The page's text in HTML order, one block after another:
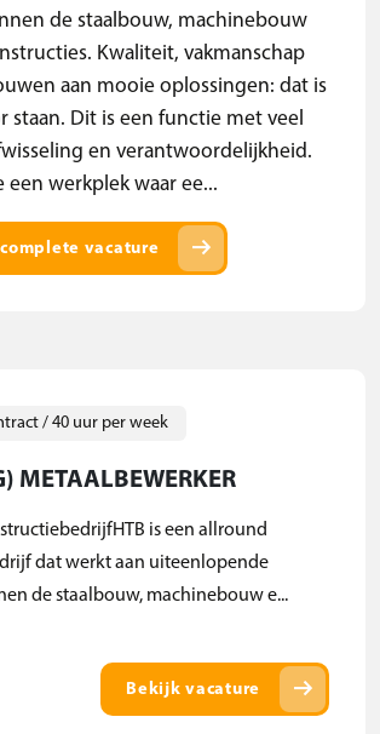
de staalbouw, machinebouw
Kwaliteit, vakmanschap
aan mooie oplossingen: dat is
staan. Dit is een functie met veel
en verantwoordelijkheid.
een werkplek waar ee...
vacature arrow_right_alt
/ 40 uur per week
METAALBEWERKER
is een allround
dat werkt aan uiteenlopende
de staalbouw, machinebouw e...
Bekijk vacature arrow_right_alt